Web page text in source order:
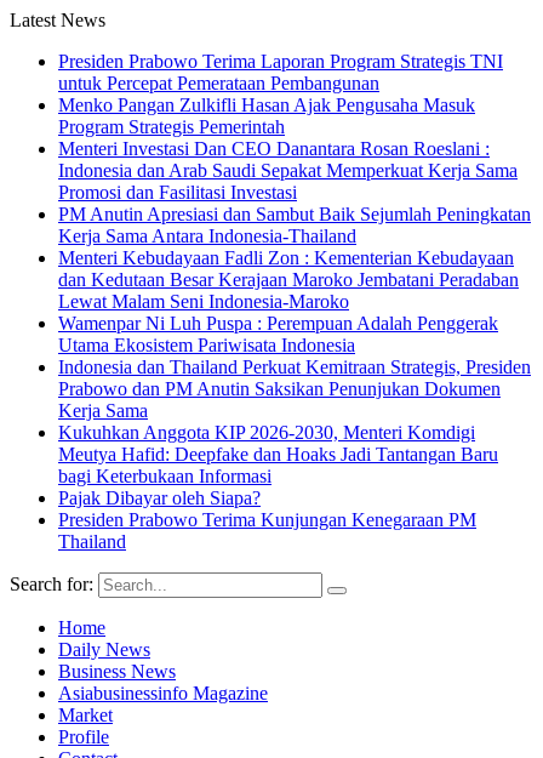
Latest News
Presiden Prabowo Terima Laporan Program Strategis TNI
untuk Percepat Pemerataan Pembangunan
Menko Pangan Zulkifli Hasan Ajak Pengusaha Masuk
Program Strategis Pemerintah
Menteri Investasi Dan CEO Danantara Rosan Roeslani :
Indonesia dan Arab Saudi Sepakat Memperkuat Kerja Sama
Promosi dan Fasilitasi Investasi
PM Anutin Apresiasi dan Sambut Baik Sejumlah Peningkatan
Kerja Sama Antara Indonesia-Thailand
Menteri Kebudayaan Fadli Zon : Kementerian Kebudayaan
dan Kedutaan Besar Kerajaan Maroko Jembatani Peradaban
Lewat Malam Seni Indonesia-Maroko
Wamenpar Ni Luh Puspa : Perempuan Adalah Penggerak
Utama Ekosistem Pariwisata Indonesia
Indonesia dan Thailand Perkuat Kemitraan Strategis, Presiden
Prabowo dan PM Anutin Saksikan Penunjukan Dokumen
Kerja Sama
Kukuhkan Anggota KIP 2026-2030, Menteri Komdigi
Meutya Hafid: Deepfake dan Hoaks Jadi Tantangan Baru
bagi Keterbukaan Informasi
Pajak Dibayar oleh Siapa?
Presiden Prabowo Terima Kunjungan Kenegaraan PM
Thailand
Search for:
Home
Daily News
Business News
Asiabusinessinfo Magazine
Market
Profile